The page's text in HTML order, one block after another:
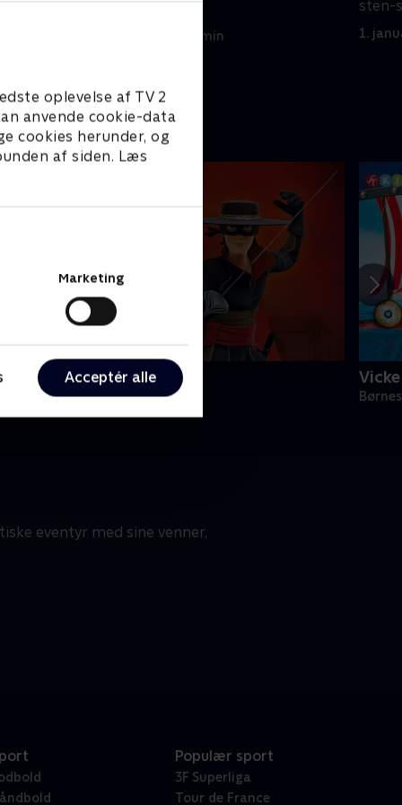
oplevelse af TV 2
anvende cookie-data
cookies herunder, og
af siden. Læs
Marketing
Acceptér alle
1. januar 2023 • 21 min
sten-
1.
the Chronicles
• 1 sæsoner
eventyr med sine venner,
Populær sport
3F Superliga
Tour de France